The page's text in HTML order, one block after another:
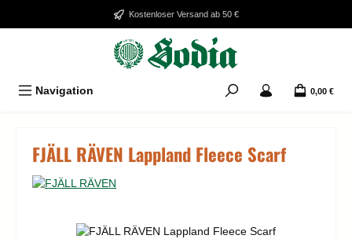
Zum Hauptinhalt springenKostenloser Versand ab 50 €
Navigation 0,00 €
FJÄLL RÄVEN Lappland Fleece Scarf
Bildergalerie überspringen